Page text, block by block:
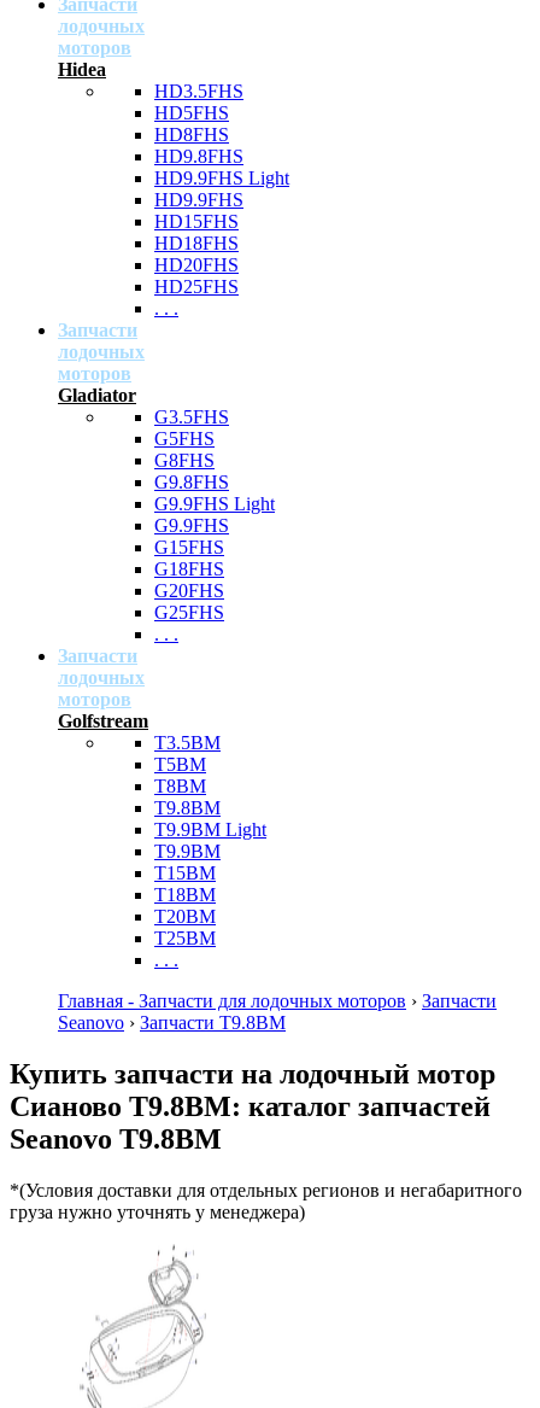
Запчасти
лодочных
моторов
Hidea
HD3.5FHS
HD5FHS
HD8FHS
HD9.8FHS
HD9.9FHS Light
HD9.9FHS
HD15FHS
HD18FHS
HD20FHS
HD25FHS
. . .
Запчасти
лодочных
моторов
Gladiator
G3.5FHS
G5FHS
G8FHS
G9.8FHS
G9.9FHS Light
G9.9FHS
G15FHS
G18FHS
G20FHS
G25FHS
. . .
Запчасти
лодочных
моторов
Golfstream
T3.5BM
T5BM
T8BM
T9.8BM
T9.9BM Light
T9.9BM
T15BM
T18BM
T20BM
T25BM
. . .
Главная - Запчасти для лодочных моторов › Запчасти
Seanovo › Запчасти T9.8BM
Купить запчасти на лодочный мотор
Сианово T9.8BM: каталог запчастей
Seanovo T9.8BM
*(Условия доставки для отдельных регионов и негабаритного
груза нужно уточнять у менеджера)